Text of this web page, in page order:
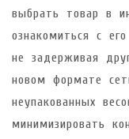
выбрать товар в
ознакомиться с
не задерживая
новом формате
неупакованных
минимизировать